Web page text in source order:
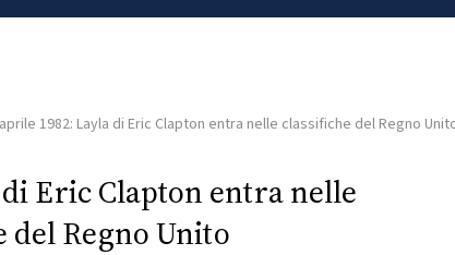
1982: Layla di Eric Clapton entra nelle classifiche del Regno
Eric Clapton entra nelle
del Regno Unito